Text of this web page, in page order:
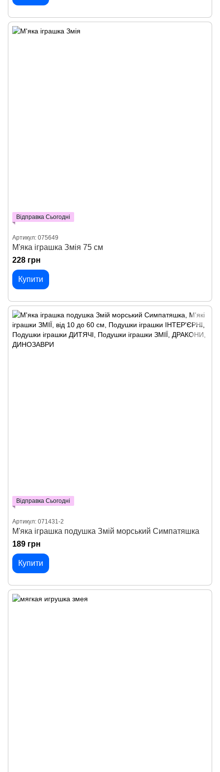
Відправка Сьогодні
Артикул: 075649
М'яка іграшка Змія 75 см
228 грн
Купити
Відправка Сьогодні
Артикул: 071431-2
М'яка іграшка подушка Змій морський Симпатяшка
189 грн
Купити